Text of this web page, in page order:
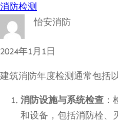
消防检测
怡安消防
2024年1月1日
建筑消防年度检测通常包括
消防设施与系统检查
和设备，包括消防栓、